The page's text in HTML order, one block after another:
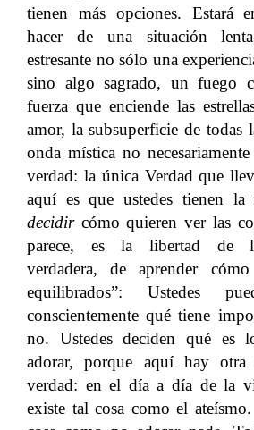
tienen más opciones. Estará
hacer de una situación
estresante no sólo una
sino algo sagrado, un fuego
fuerza que enciende las
amor, la subsuperficie de todas
onda mística no
verdad: la única Verdad que
aquí es que ustedes tienen la
decidircómo quieren ver las
parece, es la libertad de
verdadera, de aprender
equilibrados”: Ustedes
conscientemente qué tiene
no. Ustedes deciden qué es
adorar, porque aquí hay otra
verdad: en el día a día de la
existe tal cosa como el